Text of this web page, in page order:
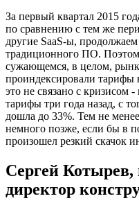
За первый квартал 2015
по сравнению с тем же
другие SaaS-ы,
традиционного ПО.
сужающемся, в целом,
проиндексировали
это не связано с кризисом
тарифы три года назад, с
дошла до 33%. Тем не
немного позже, если бы в
произошел резкий скачок
Сергей Котырев,
директор